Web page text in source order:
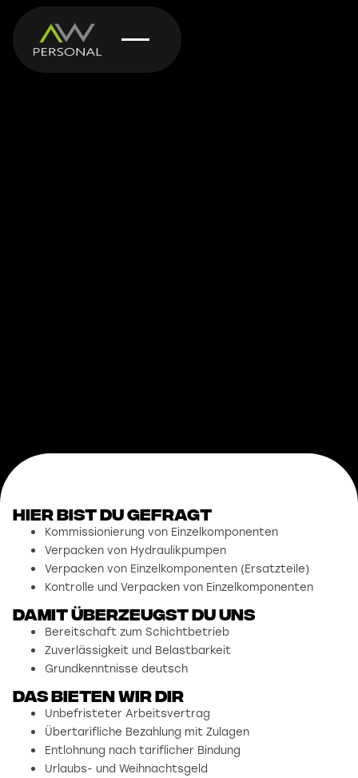
Hier bist du gefragt
Kommissionierung von Einzelkomponenten
Verpacken von Hydraulikpumpen
Verpacken von Einzelkomponenten (Ersatzteile)
Kontrolle und Verpacken von Einzelkomponenten
damit überzeugst du uns
Bereitschaft zum Schichtbetrieb
Zuverlässigkeit und Belastbarkeit
Grundkenntnisse deutsch
Das bieten wir dir
Unbefristeter Arbeitsvertrag
Übertarifliche Bezahlung mit Zulagen
Entlohnung nach tariflicher Bindung
Urlaubs- und Weihnachtsgeld